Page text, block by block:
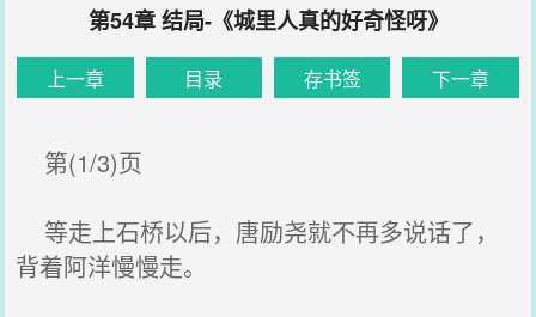
第54章 结局-《城里人真的好奇怪呀》
上一章 目录 存书签 下一章
第(1/3)页
等走上石桥以后，唐励尧就不再多说话了，
背着阿洋慢慢走。